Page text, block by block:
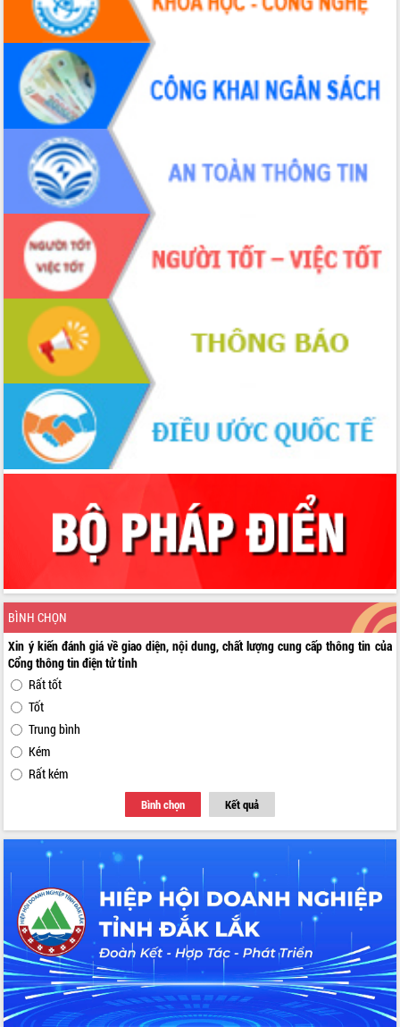
BÌNH CHỌN
Xin ý kiến đánh giá về giao diện, nội dung, chất lượng cung cấp thông tin của
Cổng thông tin điện tử tỉnh
Rất tốt
Tốt
Trung bình
Kém
Rất kém
Bình chọn Kết quả